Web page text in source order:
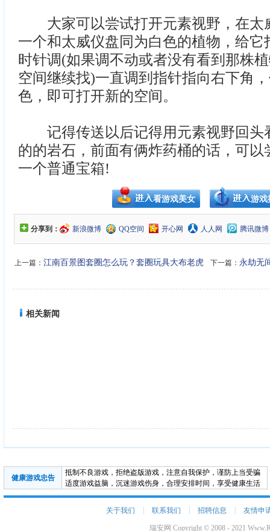
大家可以尝试打开元素视野，在太
一个和太威仪盘同为白色的植物，给它
时针调(如果调不动或者没有看到那株
空间继续找)一直调到指针指向右下角
色，即可打开新的空间。
记得传送以后记得用元素视野回头
的的岩石，前面有俩炸药桶的话，可以
一个普通宝箱!
看游戏美女 游戏
分享到： 新浪微博 QQ空间 开心网 人人网 腾讯微博
上一篇： 江南百景图套圈怎么玩？套圈玩具大布老虎
下一篇： 永劫无
相关新闻
健康游戏忠告
抵制不良游戏，拒绝盗版游戏，注意自我保护，谨防上当受骗
适度游戏益脑，沉迷游戏伤身，合理安排时间，享受健康生活
关于我们 联系我们 招聘信息 友情申
瑞安网 Copyright © 2008 - 2021